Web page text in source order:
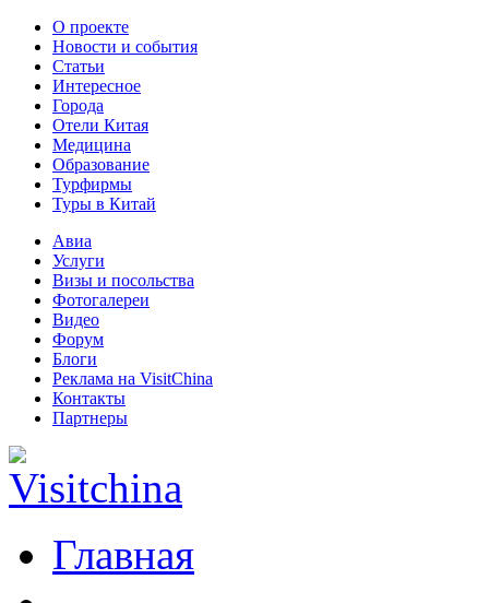
О проекте
Новости и события
Статьи
Интересное
Города
Отели Китая
Медицина
Образование
Турфирмы
Туры в Китай
Авиа
Услуги
Визы и посольства
Фотогалереи
Видео
Форум
Блоги
Реклама на VisitChina
Контакты
Партнеры
Главная